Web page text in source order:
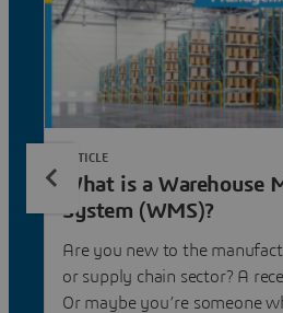
What is a Warehouse
System (WMS)?
Are you new to the
or supply chain sector? A
Or maybe you’re someone
ARTICLE